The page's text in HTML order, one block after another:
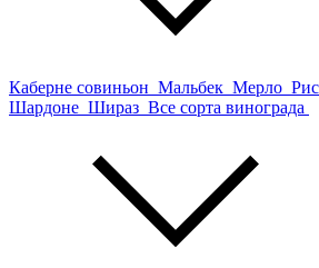
Каберне совиньон Мальбек Мерло
Шардоне Шираз Все сорта винограда